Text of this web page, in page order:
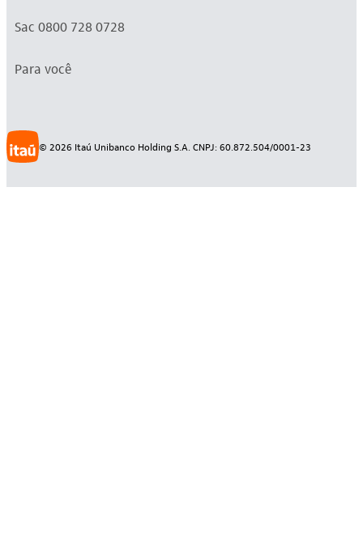
Sac 0800 728 0728
Para você
© 2026 Itaú Unibanco Holding S.A. CNPJ: 60.872.504/0001-23